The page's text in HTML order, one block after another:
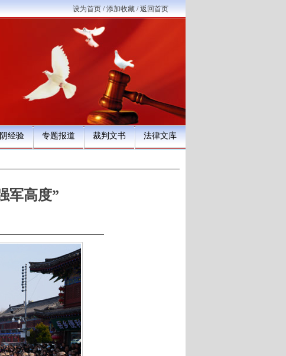
设为首页/添加收藏/返回首页
经验 专题报道 裁判文书 法律文库
军高度”